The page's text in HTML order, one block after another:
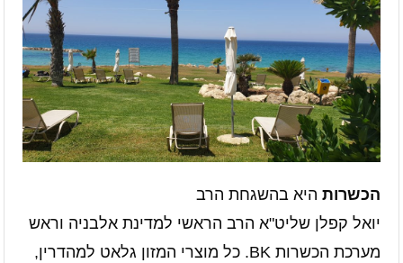
הכשרות היא בהשגחת הרב
יואל קפלן שליט"א הרב הראשי למדינת אלבניה וראש
מערכת הכשרות BK. כל מוצרי המזון גלאט למהדרין,